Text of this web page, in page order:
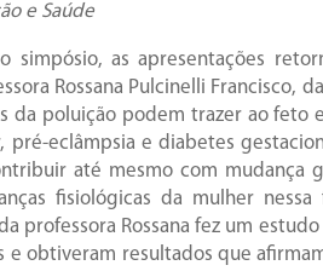
e Saúde
simpósio, as apresentações
Rossana Pulcinelli Francisco,
da poluição podem trazer ao
pré-eclâmpsia e diabetes
até mesmo com mudança
fisiológicas da mulher
professora Rossana fez um
e obtiveram resultados que